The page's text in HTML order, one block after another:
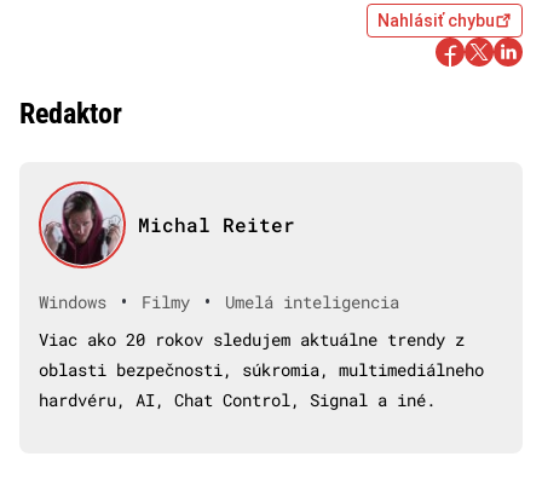
Nahlásiť chybu
Redaktor
Michal Reiter
Windows • Filmy •
Umelá inteligencia
Viac ako 20 rokov sledujem aktuálne trendy z
oblasti bezpečnosti, súkromia, multimediálneho
hardvéru, AI, Chat Control, Signal a iné.